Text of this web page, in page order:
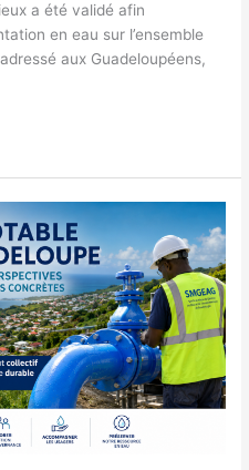
a été validé afin
en eau sur l’ensemble
aux Guadeloupéens,